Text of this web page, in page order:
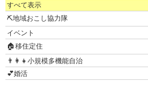
すべて表示
⛏地域おこし協力隊
イベント
🏠移住定住
👨‍👩‍👧小規模多機能自治
💕婚活